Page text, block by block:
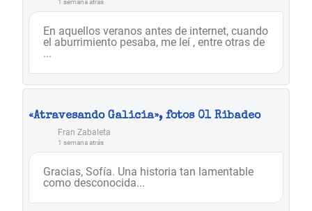
En aquellos veranos antes de internet, cuando
el aburrimiento pesaba, me leí , entre otras de
...
«Atravesando Galicia», fotos 01 Ribadeo
Fran Zabaleta
1 semana atrás
Gracias, Sofía. Una historia tan lamentable
como desconocida...